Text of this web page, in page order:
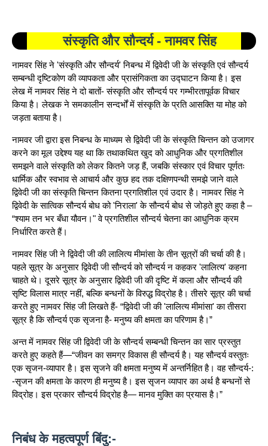
संस्कृति और सौन्दर्य - नामवर सिंह
नामवर सिंह ने 'संस्कृति और सौन्दर्य' निबन्ध में द्विवेदी जी के संस्कृति एवं सौन्दर्य
सम्बन्धी दृष्टिकोण की व्यापकता और प्रासंगिकता का उद्घाटन किया है। इस
लेख में नामवर सिंह ने दो बातों- संस्कृति और सौन्दर्य पर गम्भीरतापूर्वक विचार
किया है। लेखक ने समकालीन सन्दर्भों में संस्कृति के प्रति आसक्ति या मोह को
जड़ता बताया है।
नामवर जी द्वारा इस निबन्ध के माध्यम से द्विवेदी जी के संस्कृति चिन्तन को उजागर
करने का मूल उद्देश्य यह था कि तथाकथित खुद को आधुनिक और प्रगतिशील
समझने वाले संस्कृति को लेकर कितने जड़ हैं, जबकि संस्कार एवं विचार पूर्णतः
धार्मिक और स्वभाव से आचार्य और कुछ हद तक दक्षिणपन्थी समझे जाने वाले
द्विवेदी जी का संस्कृति चिन्तन कितना प्रगतिशील एवं उदार है। नामवर सिंह ने
द्विवेदी के सात्विक सौन्दर्य बोध को 'निराला' के सौन्दर्य बोध से जोड़ते हुए कहा है –
“श्याम तन भर बँधा यौवन।" वे प्रगतिशील सौन्दर्य चेतना का आधुनिक क्रम
निर्धारित करते हैं।
नामवर सिंह जी ने द्विवेदी जी की लालित्य मीमांसा के तीन सूत्रों की चर्चा की है।
पहले सूत्र के अनुसार द्विवेदी जी सौन्दर्य को सौन्दर्य न कहकर 'लालित्य' कहना
चाहते थे। दूसरे सूत्र के अनुसार द्विवेदी जी की दृष्टि में कला और सौन्दर्य की
सृष्टि विलास मात्र नहीं, बल्कि बन्धनों के विरुद्ध विद्रोह है। तीसरे सूत्र की चर्चा
करते हुए नामवर सिंह जी लिखते हैं- “द्विवेदी जी की 'लालित्य मीमांसा' का तीसरा
सूत्र है कि सौन्दर्य एक सृजना है- मनुष्य की क्षमता का परिणाम है।”
अन्त में नामवर सिंह जी द्विवेदी जी के सौन्दर्य सम्बन्धी चिन्तन का सार प्रस्तुत
करते हुए कहते हैं—“जीवन का समग्र विकास ही सौन्दर्य है। यह सौन्दर्य वस्तुतः
एक सृजन-व्यापार है। इस सृजने की क्षमता मनुष्य में अन्तर्निहित है। वह सौन्दर्य-:
-सृजन की क्षमता के कारण ही मनुष्य है। इस सृजन व्यापार का अर्थ है बन्धनों से
विद्रोह। इस प्रकार सौन्दर्य विद्रोह है— मानव मुक्ति का प्रयास है।”
निबंध केमहत्वपूर्ण बिंदु:-